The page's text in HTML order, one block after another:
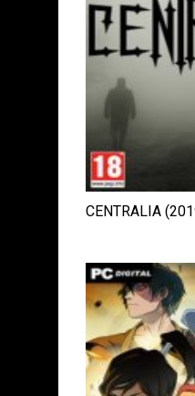
CENTRALIA